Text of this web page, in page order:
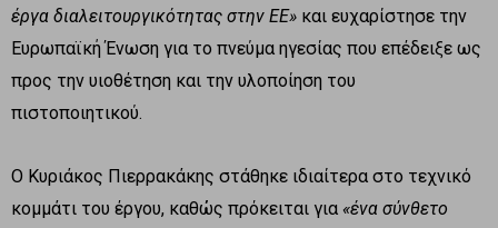
έργα διαλειτουργικότητας στην ΕΕ» και ευχαρίστησε την
Ευρωπαϊκή Ένωση για το πνεύμα ηγεσίας που επέδειξε ως
προς την υιοθέτηση και την υλοποίηση του
πιστοποιητικού.
Ο Κυριάκος Πιερρακάκης στάθηκε ιδιαίτερα στο τεχνικό
κομμάτι του έργου, καθώς πρόκειται για «ένα σύνθετο